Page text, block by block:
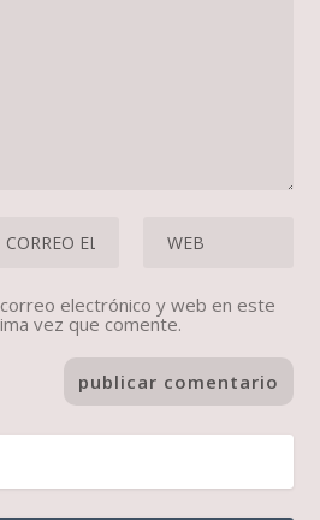
electrónico y web en este
vez que comente.